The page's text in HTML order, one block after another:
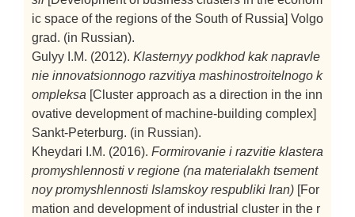
ic space of the regions of the South of Russia] Volgo
grad. (in Russian).
Gulyy I.M. (2012). Klasternyy podkhod kak napravle
nie innovatsionnogo razvitiya mashinostroitelnogo k
ompleksa [Cluster approach as a direction in the inn
ovative development of machine-building complex]
Sankt-Peterburg. (in Russian).
Kheydari I.M. (2016). Formirovanie i razvitie klastera
promyshlennosti v regione (na materialakh tsement
noy promyshlennosti Islamskoy respubliki Iran) [For
mation and development of industrial cluster in the r